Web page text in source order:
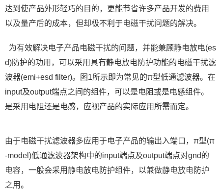
达到使产品外形轻巧的目的，更能节省许多产品开发的费用
以及量产后的成本，但却极不利于电磁干扰问题的解决。
为有效解决电子产品电磁干扰的问题，并能兼顾静电放电(es
d)防护的功用，可以采用具有静电放电防护功能的电磁干扰滤
波器(emi+esd filter)。图1所示即为常见的π型低通滤波器。在
input及output端点之间的组件，可以是电阻或是电感组件。
是采用电阻还是电感，应视产品的实际应用所需而定。
由于电磁干扰滤波器多应用于电子产品的输出入端口，π型(π
-model)低通滤波器架构中的input端点及output端点对gnd的
电容，一般会采用静电放电防护组件，以兼做静电放电防护
之用。